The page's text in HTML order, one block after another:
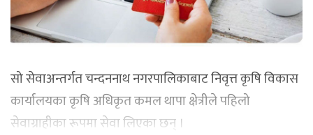
सो सेवाअन्तर्गत चन्दननाथ नगरपालिकाबाट निवृत्त कृषि विकास
कार्यालयका कृषि अधिकृत कमल थापा क्षेत्रीले पहिलो
सेवाग्राहीका रूपमा सेवा लिएका छन् ।